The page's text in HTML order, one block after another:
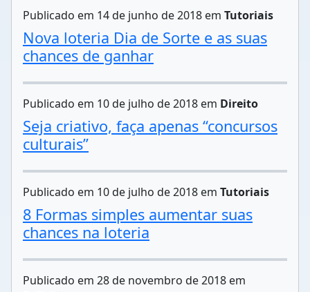
Publicado em 14 de junho de 2018 em Tutoriais
Nova loteria Dia de Sorte e as suas
chances de ganhar
Publicado em 10 de julho de 2018 em Direito
Seja criativo, faça apenas “concursos
culturais”
Publicado em 10 de julho de 2018 em Tutoriais
8 Formas simples aumentar suas
chances na loteria
Publicado em 28 de novembro de 2018 em